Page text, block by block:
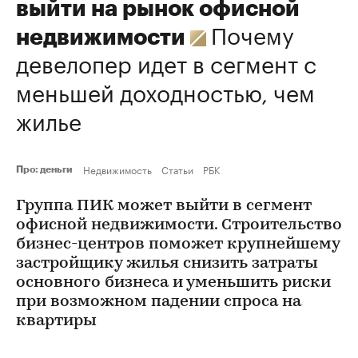
выйти на рынок офисной
недвижимости
Почему
девелопер идет в сегмент с
меньшей доходностью, чем
жилье
Про: деньги Недвижимость Статьи РБК
Группа ПИК может выйти в сегмент
офисной недвижимости. Строительство
бизнес-центров поможет крупнейшему
застройщику жилья снизить затраты
основного бизнеса и уменьшить риски
при возможном падении спроса на
квартиры